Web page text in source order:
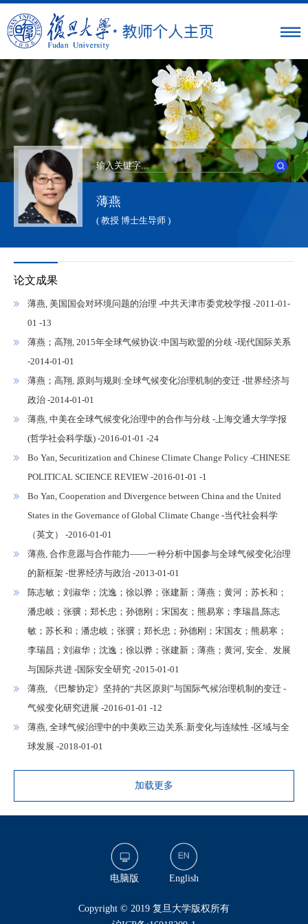
薄燕
( 教授 博士生导师 )
论文成果
薄燕, 美国国会对环境问题的治理 -中共天津市委党校学报 -2011-01-
01 -13
薄燕；高翔, 2015年全球气候协议:中国与欧盟的分歧 -现代国际关系
-2014-01-01
薄燕；高翔, 原则与规则:全球气候变化治理机制的变迁 -世界经济与
政治 -2014-01-01
薄燕, 中美在全球气候变化治理中的合作与分歧 -上海交通大学学报
(哲学社会科学版) -2016-01-01 -24
Bo Yan, Securitization and Chinese Climate Change Policy -CHINESE
POLITICAL SCIENCE REVIEW -2016-01-01 -1
Bo Yan, Cooperation and Divergence between China and the United
States in the Governance of Global Climate Change -当代社会科学
（英文） -2016-01-01
薄燕, 合作意愿与合作能力——一种分析中国参与全球气候变化治理
的新框架 -世界经济与政治 -2013-01-01
陈志敏；刘淑华；沈逸；徐以骅；张建新；薄燕；黄河；苏长和；
潘忠岐；张骥；郑长忠；孙德刚；宋国友；熊易寒；李瑞昌,陈志
敏；苏长和；潘忠岐；张骥；郑长忠；孙德刚；宋国友；熊易寒；
李瑞昌；刘淑华；沈逸；徐以骅；张建新；薄燕；黄河, 安全、发展
与国际共进 -国际安全研究 -2015-01-01
薄燕, 《巴黎协定》坚持的“共区原则”与国际气候治理机制的变迁 -
气候变化研究进展 -2016-01-01 -12
薄燕, 全球气候治理中的中美欧三边关系:新变化与连续性 -区域与全
球发展 -2018-01-01
加载更多
电脑版 English
​Copyright © 2019 复旦大学版权所有